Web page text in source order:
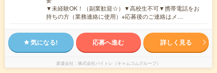
▼未経験OK！（副業歓迎☆）▼高校生不可▼携帯電話をお
持ちの方（業務連絡に使用）※応募後のご連絡はメ…
気になる! 応募へ進む 詳しく見る
派遣会社 株式会社バイトレ（キャムコムグループ）